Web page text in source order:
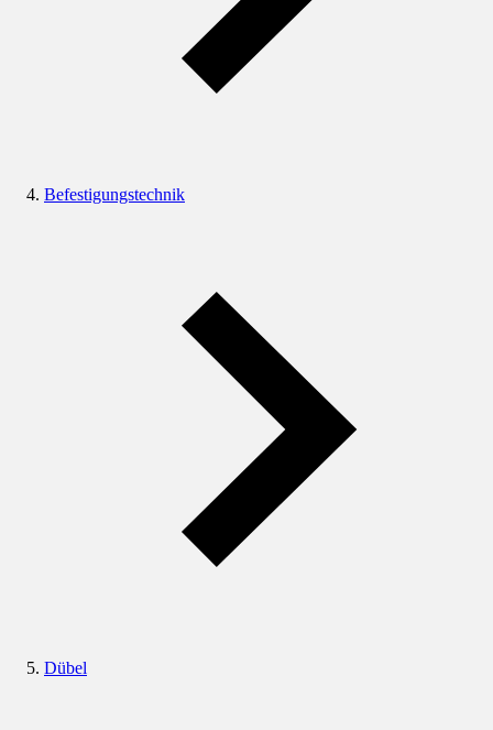
Befestigungstechnik
Dübel